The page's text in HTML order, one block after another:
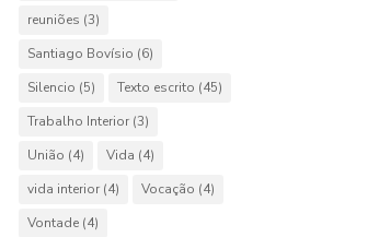
reuniões (3)
Santiago Bovísio (6)
Silencio (5) Texto escrito (45)
Trabalho Interior (3)
União (4) Vida (4)
vida interior (4) Vocação (4)
Vontade (4)